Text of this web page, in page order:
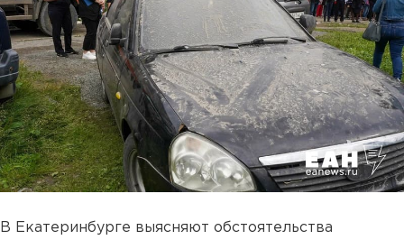
В Екатеринбурге выясняют обстоятельства